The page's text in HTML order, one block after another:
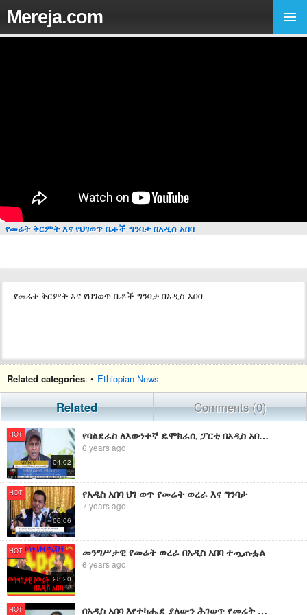
Mereja.com
የመሬት ቅርምት እና የህገወጥ ቤቶች ግንባታ በአዲስ አበባ
የመሬት ቅርምት እና የህገወጥ ቤቶች ግንባታ በአዲስ አበባ
Related categories: • Ethiopian News
Related Comments (0)
HOT
04:02
የባልደራስ ለእውነተኛ ዴሞክራሲ ፓርቲ በአዲስ አበባ የሚደረገውን የመሬት ቅርምት አወገዘ።
6 years ago
HOT
06:06
የአዲስ አበባ ህገ ወጥ የመሬት ወረራ እና ግንባታ
7 years ago
HOT
28:20
መንግሥታዊ የመሬት ወረራ በአዲስ አበባ ተጧጡፏል
6 years ago
HOT በአዲስ አበባ እየተካሔደ ያለውን ሕገወጥ የመሬት ወረራ ወ/ሮ አዳነች አበቤ አመኑ።